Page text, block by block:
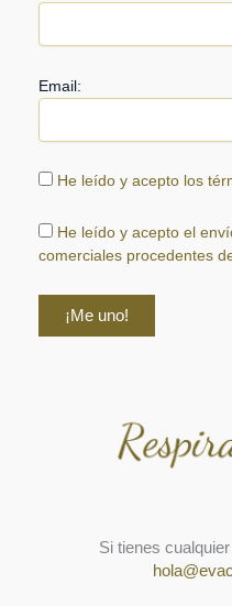
Email:
He leído y acepto los
He leído y acepto el
comerciales procedentes
Si tienes